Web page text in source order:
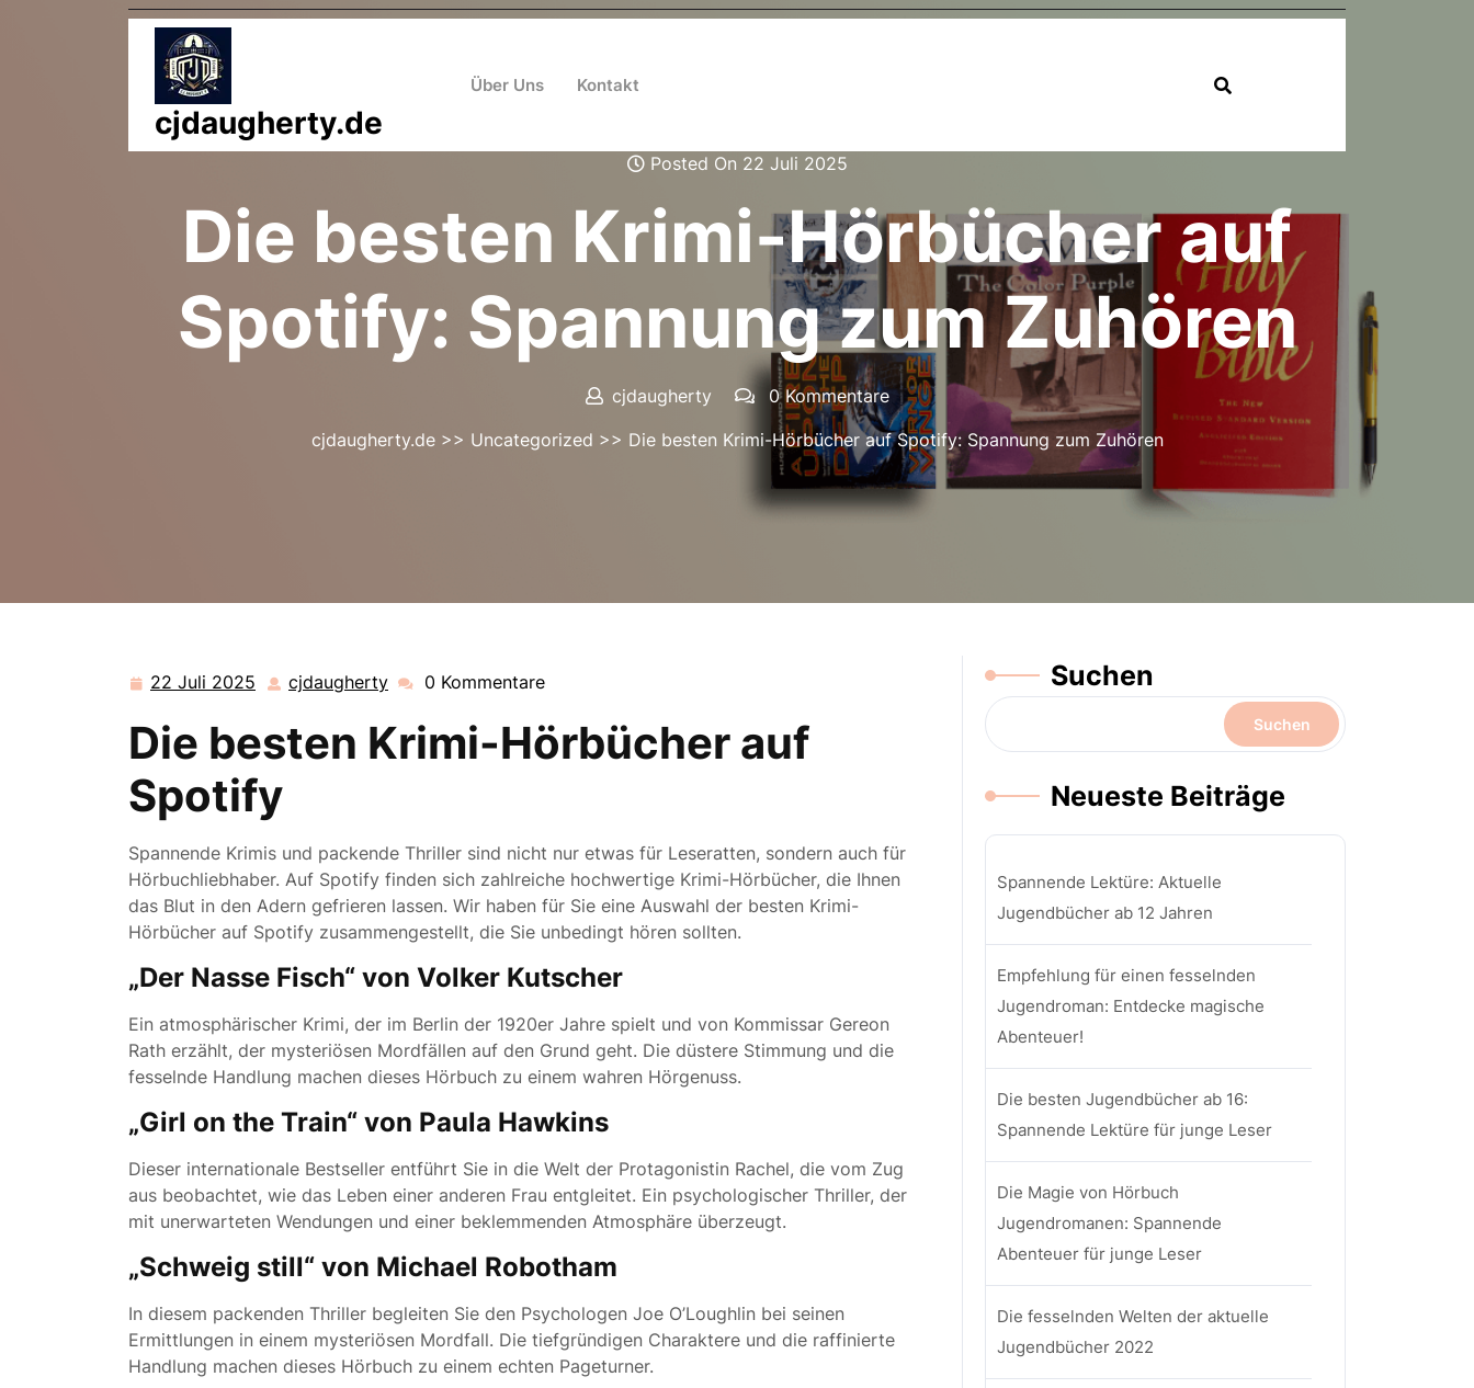
cjdaugherty.de
Über Uns Kontakt
Posted On 22 Juli 2025
Die besten Krimi-Hörbücher auf
Spotify: Spannung zum Zuhören
cjdaugherty
0 Kommentare
cjdaugherty.de>> Uncategorized >> Die besten Krimi-Hörbücher auf Spotify: Spannung zum Zuhören
22 Juli 2025 22
2025
cjdaugherty cjdaugherty
0 Kommentare
Die besten Krimi-Hörbücher auf
Spotify
Spannende Krimis und packende Thriller sind nicht nur etwas für Leseratten, sondern auch für
Hörbuchliebhaber. Auf Spotify finden sich zahlreiche hochwertige Krimi-Hörbücher, die Ihnen
das Blut in den Adern gefrieren lassen. Wir haben für Sie eine Auswahl der besten Krimi-
Hörbücher auf Spotify zusammengestellt, die Sie unbedingt hören sollten.
„Der Nasse Fisch“ von Volker Kutscher
Ein atmosphärischer Krimi, der im Berlin der 1920er Jahre spielt und von Kommissar Gereon
Rath erzählt, der mysteriösen Mordfällen auf den Grund geht. Die düstere Stimmung und die
fesselnde Handlung machen dieses Hörbuch zu einem wahren Hörgenuss.
„Girl on the Train“ von Paula Hawkins
Dieser internationale Bestseller entführt Sie in die Welt der Protagonistin Rachel, die vom Zug
aus beobachtet, wie das Leben einer anderen Frau entgleitet. Ein psychologischer Thriller, der
mit unerwarteten Wendungen und einer beklemmenden Atmosphäre überzeugt.
„Schweig still“ von Michael Robotham
In diesem packenden Thriller begleiten Sie den Psychologen Joe O’Loughlin bei seinen
Ermittlungen in einem mysteriösen Mordfall. Die tiefgründigen Charaktere und die raffinierte
Handlung machen dieses Hörbuch zu einem echten Pageturner.
Suchen
Suchen
Neueste Beiträge
Spannende Lektüre: Aktuelle
Jugendbücher ab 12 Jahren
Empfehlung für einen fesselnden
Jugendroman: Entdecke magische
Abenteuer!
Die besten Jugendbücher ab 16:
Spannende Lektüre für junge Leser
Die Magie von Hörbuch
Jugendromanen: Spannende
Abenteuer für junge Leser
Die fesselnden Welten der aktuelle
Jugendbücher 2022